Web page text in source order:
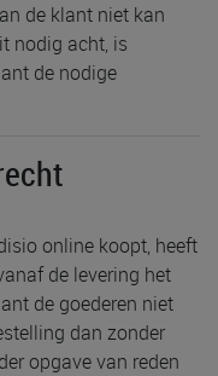
de klant niet kan
nodig acht, is
de nodige
online koopt, heeft
de levering het
de goederen niet
dan zonder
opgave van reden